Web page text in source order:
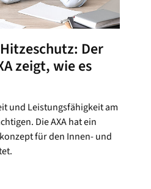
Der
zeigt, wie es
und Leistungsfähigkeit am
Die AXA hat ein
für den Innen- und